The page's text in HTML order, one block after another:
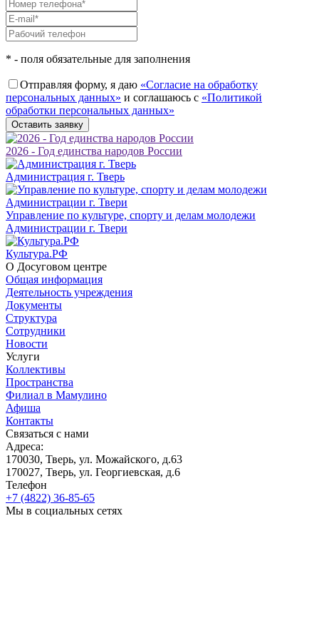
* - поля обязательные для заполнения
Отправляя форму, я даю «Согласие на обработку
персональных данных» и соглашаюсь с «Политикой
обработки персональных данных»
2026 - Год единства народов России
Администрация г. Тверь
Управление по культуре, спорту и делам молодежи
Администрации г. Твери
Культура.РФ
О Досуговом центре
Общая информация
Деятельность учреждения
Документы
Структура
Сотрудники
Новости
Услуги
Коллективы
Пространства
Филиал в Мамулино
Афиша
Контакты
Связаться с нами
Адреса:
170030, Тверь, ул. Можайского, д.63
170027, Тверь, ул. Георгиевская, д.6
Телефон
+7 (4822) 36-85-65
Мы в социальных сетях